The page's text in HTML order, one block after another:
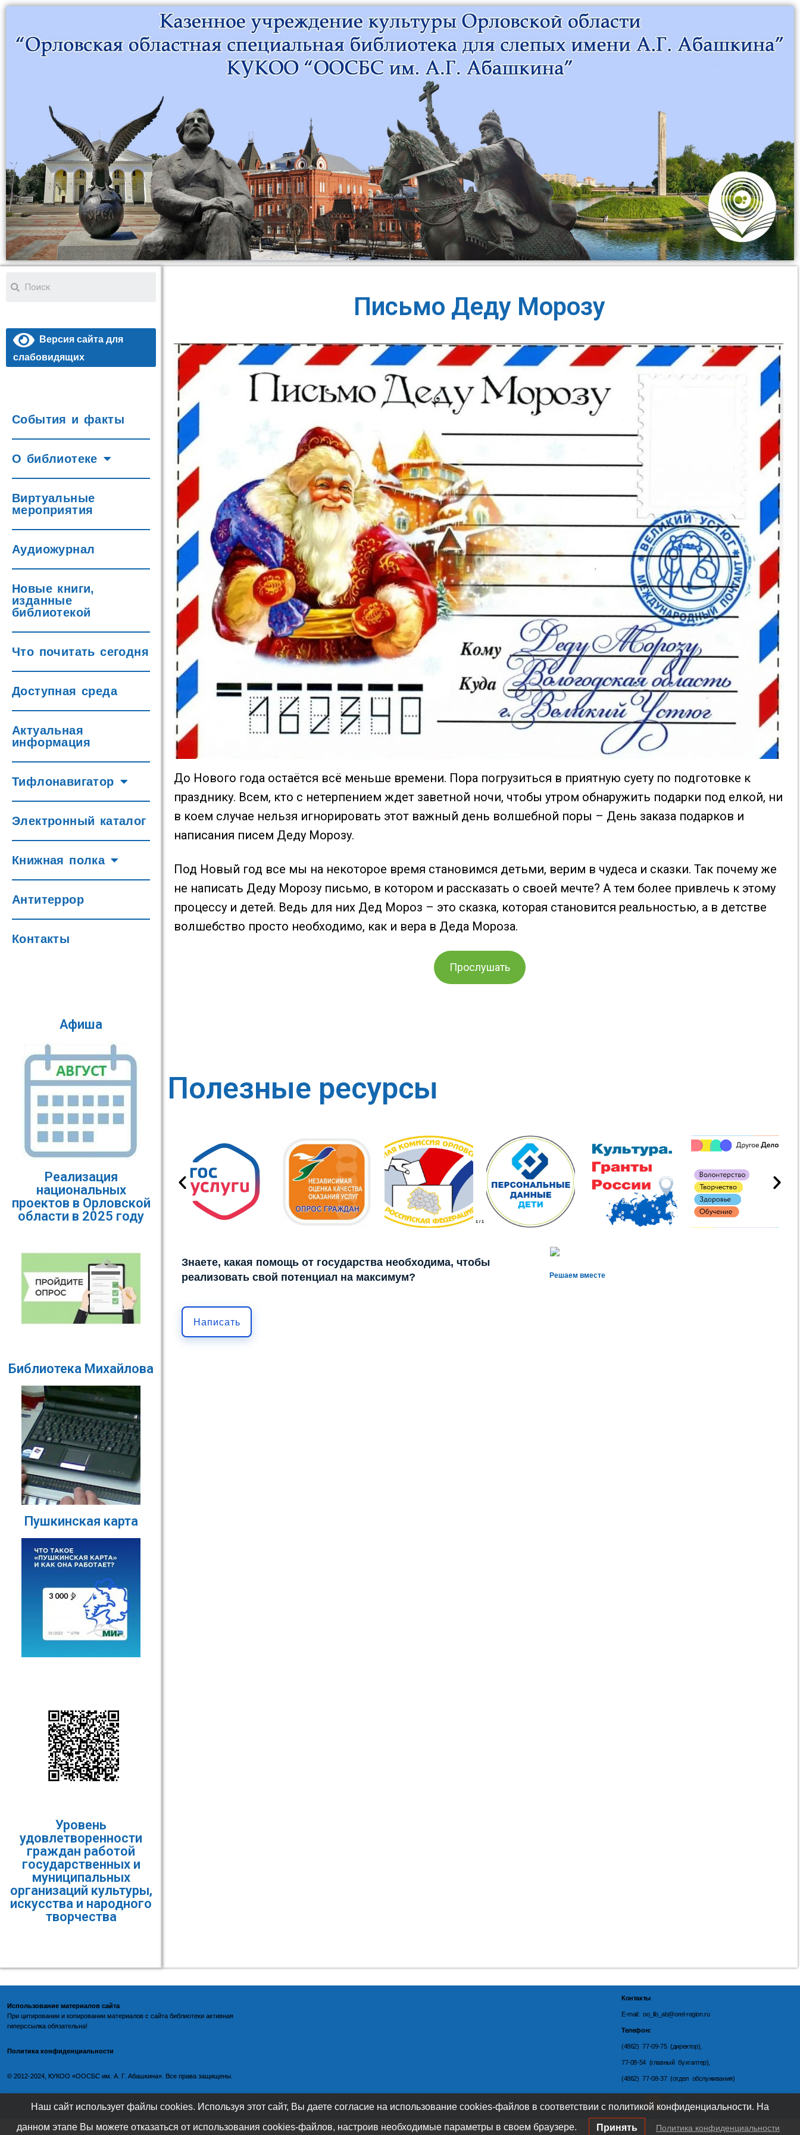
Версия сайта для
слабовидящих
События и факты
О библиотеке
Виртуальные
мероприятия
Аудиожурнал
Новые книги,
изданные
библиотекой
Что почитать сегодня
Доступная среда
Актуальная
информация
Тифлонавигатор
Электронный каталог
Книжная полка
Антитеррор
Контакты
Афиша
Реализация
национальных
проектов в Орловской
области в 2025 году
Библиотека Михайлова
Пушкинская карта
Уровень
удовлетворенности
граждан работой
государственных и
муниципальных
организаций культуры,
искусства и народного
творчества
Письмо Деду Морозу
До Нового года остаётся всё меньше времени. Пора погрузиться в приятную суету по подготовке к
празднику. Всем, кто с нетерпением ждет заветной ночи, чтобы утром обнаружить подарки под елкой, ни
в коем случае нельзя игнорировать этот важный день волшебной поры – День заказа подарков и
написания писем Деду Морозу.
Под Новый год все мы на некоторое время становимся детьми, верим в чудеса и сказки. Так почему же
не написать Деду Морозу письмо, в котором и рассказать о своей мечте? А тем более привлечь к этому
процессу и детей. Ведь для них Дед Мороз – это сказка, которая становится реальностью, а в детстве
волшебство просто необходимо, как и вера в Деда Мороза.
Прослушать
Полезные ресурсы
1 / 1
Решаем вместе
Знаете, какая помощь от государства необходима, чтобы
реализовать свой потенциал на максимум?
Написать
Использование материалов сайта
При цитировании и копировании материалов с сайта библиотеки активная
гиперссылка обязательна!
Политика конфиденциальности
©️ 2012-2024, КУКОО «ООСБС им. А. Г. Абашкина». Все права защищены.
Контакты
E-mail: oo_lib_ab@orel-region.ru
Телефон:
(4862) 77-09-75 (директор),
77-08-54 (главный бухгалтер),
(4862) 77-08-37 (отдел обслуживания)
Наш сайт использует файлы cookies. Используя этот сайт, Вы даете согласие на использование cookies-файлов в соответствии с политикой конфиденциальности. На
данном этапе Вы можете отказаться от использования cookies-файлов, настроив необходимые параметры в своем браузере. Принять Политика конфиденциальности